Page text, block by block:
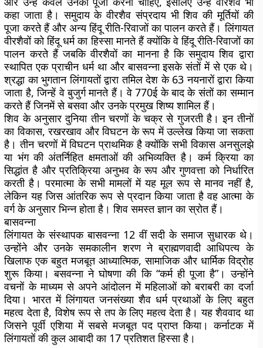
कहा जाता है। समुदाय के वीरशैव संप्रदाय भी शिव की मूर्तियों की
पूजा करते हैं और अन्य हिंदू रीति-रिवाजों का पालन करते हैं। लिंगायत
वीरशैवों को हिंदू धर्म का हिस्सा मानते हैं क्योंकि वे हिंदू रीति-रिवाजों का
पालन करते हैं जबकि वीरशैवों का मानना ​​है कि समुदाय शिव द्वारा
स्थापित एक प्राचीन धर्म था और बासवन्ना इसके संतों में से एक थे।
श्रद्धा का भुगतान लिंगायतों द्वारा तमिल देश के 63 नयनारों द्वारा किया
जाता है, जिन्हें वे बुजुर्ग मानते हैं। वे 770ई के बाद के संतों का सम्मान
करते हैं जिनमें से बसवा और उनके प्रमुख शिष्य शामिल हैं।
शिव के अनुसार दुनिया तीन चरणों के चक्र से गुजरती है। इन तीनों
का विकास, रखरखाव और विघटन के रूप में उल्लेख किया जा सकता
है। तीन चरणों में विघटन प्राथमिक है क्योंकि सभी विकास अनसुलझे
या भंग की अंतर्निहित क्षमताओं की अभिव्यक्ति है। कर्म क्रिया का
सिद्धांत है और प्रतिक्रिया अनुभव के रूप और गुणवत्ता को निर्धारित
करती है। परमात्मा के सभी मामलों में यह मूल रूप से मानव नहीं है,
लेकिन यह जिस आंतरिक रूप से प्रदान किया जाता है वह आत्मा के
वर्ग के अनुसार भिन्न होता है। शिव समस्त ज्ञान का स्रोत हैं।
बासवन्ना
लिंगायत के संस्थापक बासवन्ना 12 वीं सदी के समाज सुधारक थे।
उन्होंने और उनके समकालीन शरण ने ब्राह्मणवादी आधिपत्य के
खिलाफ एक बहुत मजबूत आध्यात्मिक, सामाजिक और धार्मिक विद्रोह
शुरू किया। बसवन्ना ने घोषणा की कि “कर्म ही पूजा है”। उन्होंने
वचनों के माध्यम से अपने आंदोलन में महिलाओं को बराबरी का दर्जा
दिया। भारत में लिंगायत जनसंख्या शैव धर्म प्रथाओं के लिए बहुत
महत्व देता है, विशेष रूप से तप के लिए महत्व देता है। यह शैववाद था
जिसने पूर्वी एशिया में सबसे मजबूत पद प्राप्त किया। कर्नाटक में
लिंगायतों की कुल आबादी का 17 प्रतिशत हिस्सा है।